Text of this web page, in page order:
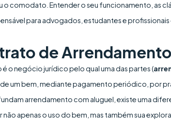
comodato. Entender o seu funcionamento, as
para advogados, estudantes e profissionais
de
o negócio jurídico pelo qual uma das partes (
um bem, mediante pagamento periódico, por
arrendamento com aluguel, existe uma
apenas o uso do bem, mas também sua